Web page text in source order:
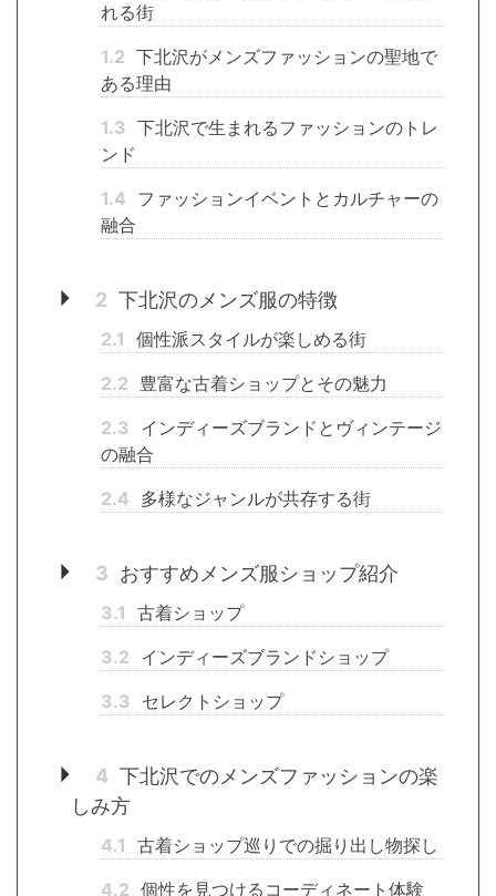
れる街
1.2 下北沢がメンズファッションの聖地で
ある理由
1.3 下北沢で生まれるファッションのトレ
ンド
1.4 ファッションイベントとカルチャーの
融合
2 下北沢のメンズ服の特徴
2.1 個性派スタイルが楽しめる街
2.2 豊富な古着ショップとその魅力
2.3 インディーズブランドとヴィンテージ
の融合
2.4 多様なジャンルが共存する街
3 おすすめメンズ服ショップ紹介
3.1 古着ショップ
3.2 インディーズブランドショップ
3.3 セレクトショップ
4 下北沢でのメンズファッションの楽
しみ方
4.1 古着ショップ巡りでの掘り出し物探し
4.2 個性を見つけるコーディネート体験